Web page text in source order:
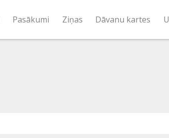
Pasākumi Ziņas Dāvanu kartes